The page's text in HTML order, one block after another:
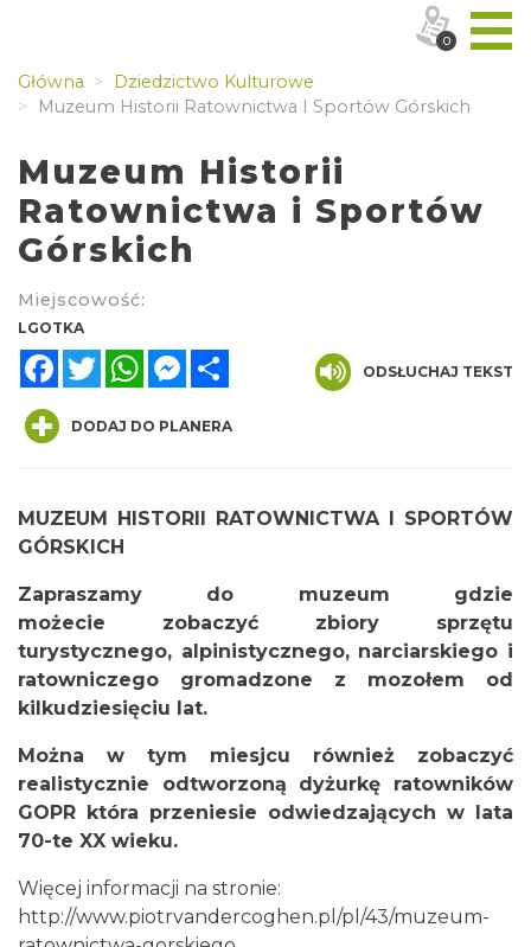
Główna
Dziedzictwo Kulturowe
Muzeum Historii Ratownictwa I Sportów Górskich
Muzeum Historii
Ratownictwa i Sportów
Górskich
Miejscowość:
LGOTKA
FacebookTwitterWhatsAppMessenger
ODSŁUCHAJ TEKST
DODAJ DO PLANERA
MUZEUM HISTORII RATOWNICTWA I SPORTÓW
GÓRSKICH
Zapraszamy do muzeum gdzie
możecie zobaczyć zbiory sprzętu
turystycznego, alpinistycznego, narciarskiego i
ratowniczego gromadzone z mozołem od
kilkudziesięciu lat.
Można w tym miesjcu również zobaczyć
realistycznie odtworzoną dyżurkę ratowników
GOPR która przeniesie odwiedzających w lata
70-te XX wieku.
Więcej informacji na stronie:
http://www.piotrvandercoghen.pl/pl/43/muzeum-
0